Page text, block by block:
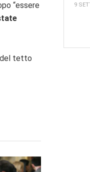
“essere
del tetto
9